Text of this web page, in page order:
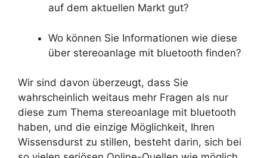
auf dem aktuellen Markt gut?
Wo können Sie Informationen wie diese
über stereoanlage mit bluetooth finden?
Wir sind davon überzeugt, dass Sie
wahrscheinlich weitaus mehr Fragen als nur
diese zum Thema stereoanlage mit bluetooth
haben, und die einzige Möglichkeit, Ihren
Wissensdurst zu stillen, besteht darin, sich bei